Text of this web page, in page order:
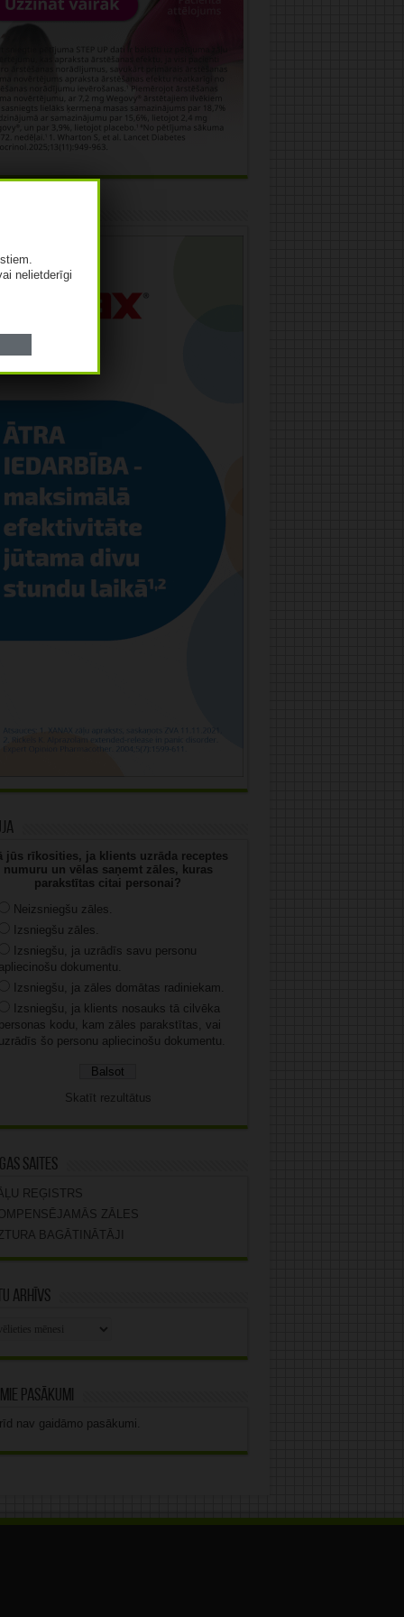
jūs rīkosities, ja klients uzrāda receptes
numuru un vēlas saņemt zāles, kuras
parakstītas citai personai?
Neizsniegšu zāles.
Izsniegšu zāles.
Izsniegšu, ja uzrādīs savu personu
dokumentu.
Izsniegšu, ja zāles domātas radiniekam.
Izsniegšu, ja klients nosauks tā cilvēka
kodu, kam zāles parakstītas, vai
šo personu apliecinošu dokumentu.
Skatīt rezultātus
saites
REĢISTRS
ZĀLES
BAGĀTINĀTĀJI
arhīvs
pasākumi
nav gaidāmo pasākumi.
nelietderīgi